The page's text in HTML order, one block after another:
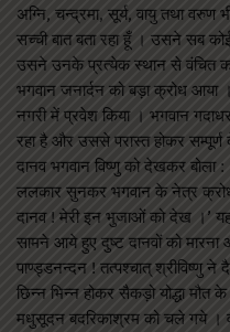
अग्नि, चन्द्रमा, सूर्य, वायु तथा
सच्ची बात बता रहा हूँ । उसने सब
उसने उनके प्रत्येक स्थान से वंचित
भगवान जनार्दन को बड़ा क्रोध आया
नगरी में प्रवेश किया । भगवान
रहा है और उससे परास्त होकर
दानव भगवान विष्णु को देखकर
ललकार सुनकर भगवान के नेत्र क्रोध
दानव ! मेरी इन भुजाओं को देख ।’
सामने आये हुए दुष्ट दानवों को
पाण्ड्डनन्दन ! तत्पश्चात् श्रीविष्णु
छिन्न भिन्न होकर सैकड़ो योद्धा
मधुसूदन बदरिकाश्रम को चले गये ।